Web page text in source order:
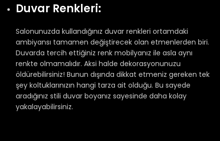
Duvar Renkleri:
Salonunuzda kullandığınız duvar renkleri ortamdaki
ambiyansı tamamen değiştirecek olan etmenlerden biri.
Duvarda tercih ettiğiniz renk mobilyanız ile asla aynı
renkte olmamalıdır. Aksi halde dekorasyonunuzu
öldürebilirsiniz! Bunun dışında dikkat etmeniz gereken tek
şey koltuklarınızın hangi tarza ait olduğu. Bu sayede
aradığınız stili duvar boyanız sayesinde daha kolay
yakalayabilirsiniz.